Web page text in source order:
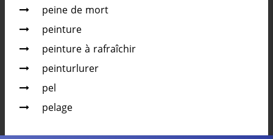
peine de mort
peinture
peinture à rafraîchir
peinturlurer
pel
pelage